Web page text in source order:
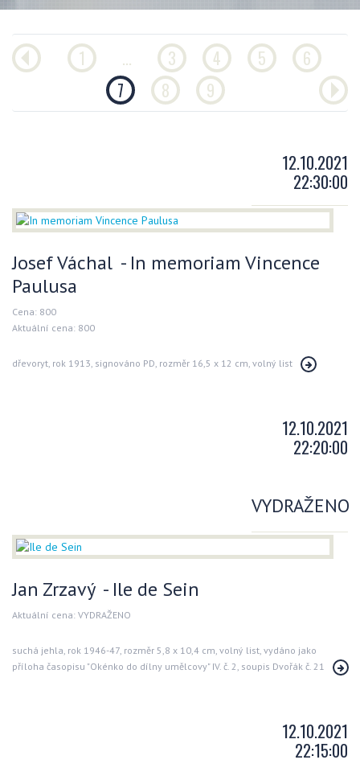
1 ... 3 4 5
6
7
8 9
12.10.2021
22:30:00
Josef Váchal - In memoriam Vincence
Paulusa
Cena: 800
Aktuální cena: 800
dřevoryt, rok 1913, signováno PD, rozměr 16,5 x 12 cm, volný list
12.10.2021
22:20:00
VYDRAŽENO
Jan Zrzavý - Ile de Sein
Aktuální cena: VYDRAŽENO
suchá jehla, rok 1946-47, rozměr 5,8 x 10,4 cm, volný list, vydáno jako
příloha časopisu "Okénko do dílny umělcovy" IV. č. 2, soupis Dvořák č. 21
12.10.2021
22:15:00